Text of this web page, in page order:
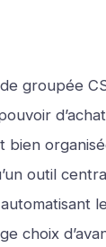
groupée
bien
outil
choix